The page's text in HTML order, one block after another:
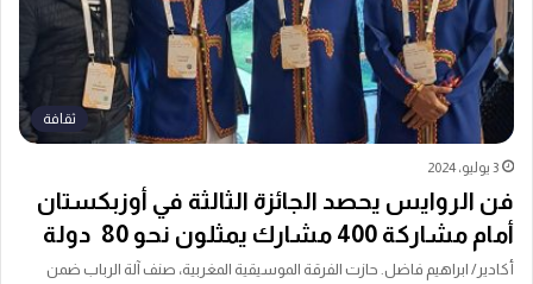
ثقافة
3 يوليو، 2024
فن الروايس يحصد الجائزة الثالثة في أوزبكستان
أمام مشاركة 400 مشارك يمثلون نحو 80 دولة
أكادير/ ابراهيم فاضل. حازت الفرقة الموسيقية المغربية، صنف آلة الرباب ضمن